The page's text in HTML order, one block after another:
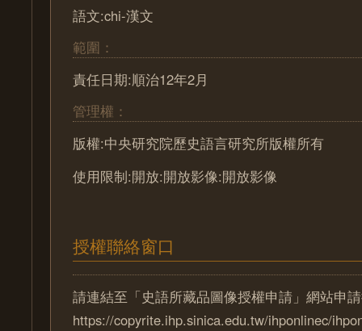
語文:chi-漢文
範圍：
責任日期:順治12年2月
管理權：
版權:中央研究院歷史語言研究所版權所有
使用限制:開放:開放影像:開放影像
授權聯絡窗口
請連結至「史語所藏品圖像授權申請」網站申
https://copyrite.ihp.sinica.edu.tw/ihponlinec/